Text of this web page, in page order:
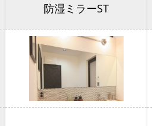
防湿ミラーST